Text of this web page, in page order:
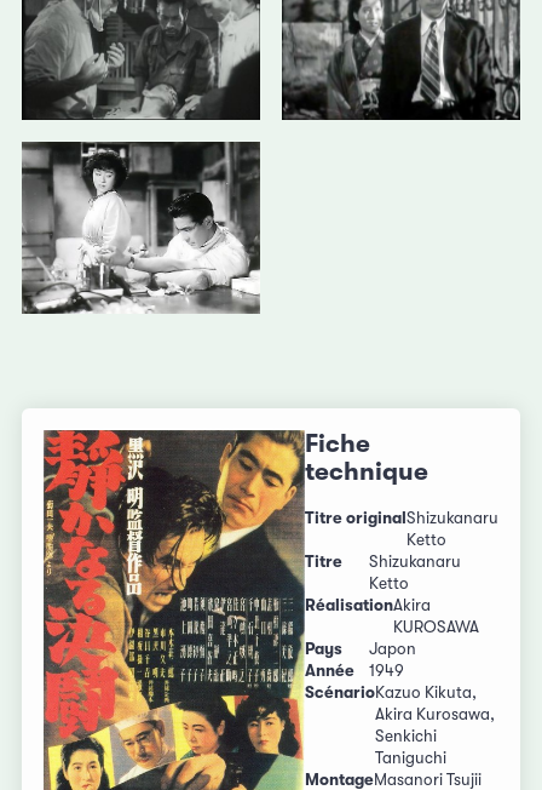
Fiche
technique
Titre originalShizukanaru
Ketto
Titre
Shizukanaru
Ketto
RéalisationAkira
KUROSAWA
Pays
Japon
Année
1949
ScénarioKazuo Kikuta,
Akira Kurosawa,
Senkichi
Taniguchi
MontageMasanori Tsujii